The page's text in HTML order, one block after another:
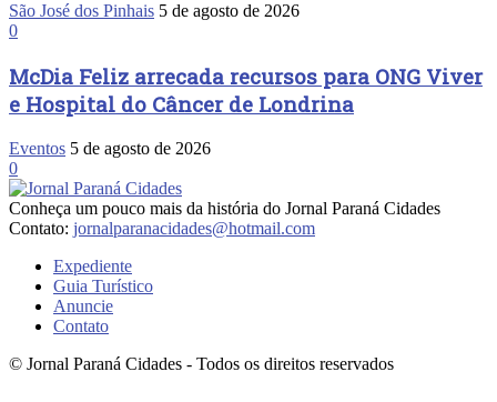
São José dos Pinhais 5 de agosto de 2026
0
McDia Feliz arrecada recursos para ONG Viver
e Hospital do Câncer de Londrina
Eventos 5 de agosto de 2026
0
Conheça um pouco mais da história do Jornal Paraná Cidades
Contato: jornalparanacidades@hotmail.com
Expediente
Guia Turístico
Anuncie
Contato
© Jornal Paraná Cidades - Todos os direitos reservados